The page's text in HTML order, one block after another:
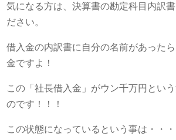
気になる方は、決算書の勘定科目内訳
ださい。
借入金の内訳書に自分の名前があった
金ですよ！
この「社長借入金」がウン千万円とい
のです！！！
この状態になっているという事は・・・